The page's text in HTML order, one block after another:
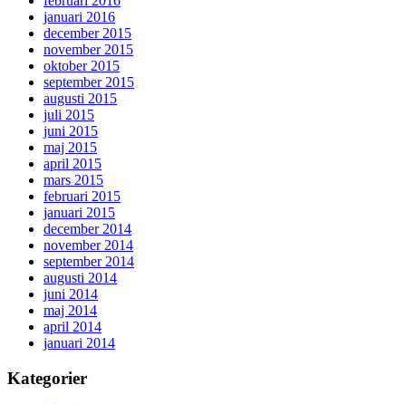
januari 2016
december 2015
november 2015
oktober 2015
september 2015
augusti 2015
juli 2015
juni 2015
maj 2015
april 2015
mars 2015
februari 2015
januari 2015
december 2014
november 2014
september 2014
augusti 2014
juni 2014
maj 2014
april 2014
januari 2014
Kategorier